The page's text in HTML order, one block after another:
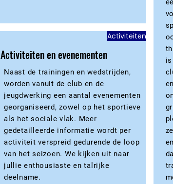
Activiteiten
Activiteiten en evenementen
Naast de trainingen en wedstrijden,
worden vanuit de club en de
jeugdwerking een aantal evenementen
georganiseerd, zowel op het sportieve
als het sociale vlak. Meer
gedetailleerde informatie wordt per
activiteit verspreid gedurende de loop
van het seizoen. We kijken uit naar
jullie enthousiaste en talrijke
deelname.